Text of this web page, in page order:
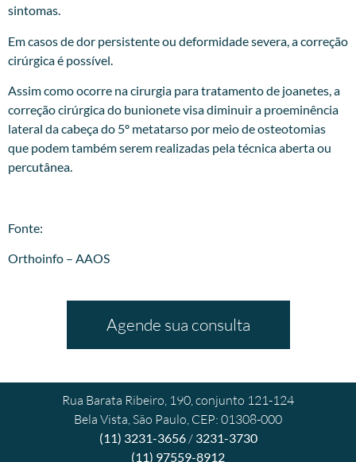
sintomas.
Em casos de dor persistente ou deformidade severa, a correção
cirúrgica é possível.
Assim como ocorre na cirurgia para tratamento de joanetes, a
correção cirúrgica do bunionete visa diminuir a proeminência
lateral da cabeça do 5º metatarso por meio de osteotomias
que podem também serem realizadas pela técnica aberta ou
percutânea.
Fonte:
Orthoinfo – AAOS
Agende sua consulta
Rua Barata Ribeiro, 190, conjunto 121-124
Bela Vista, São Paulo, CEP: 01308-000
(11) 3231-3656/ 3231-3730
(11) 97559-8912